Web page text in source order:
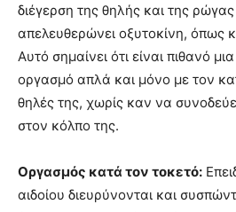
διέγερση της θηλής και της
απελευθερώνει οξυτοκίνη, όπως
Αυτό σημαίνει ότι είναι πιθανό
οργασμό απλά και μόνο με τον
θηλές της, χωρίς καν να
στον κόλπο της.
Οργασμός κατά τον τοκετό:
αιδοίου διευρύνονται και